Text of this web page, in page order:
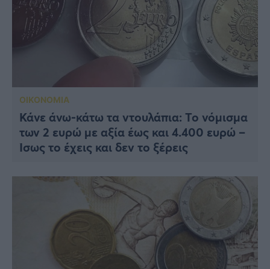
ΟΙΚΟΝΟΜΙΑ
Κάνε άνω-κάτω τα ντουλάπια: Το νόμισμα
των 2 ευρώ με αξία έως και 4.400 ευρώ –
Ίσως το έχεις και δεν το ξέρεις